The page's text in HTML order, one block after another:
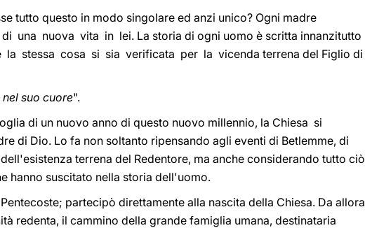
tutto questo in modo singolare ed anzi unico? Ogni madre
una nuova vita in lei. La storia di ogni uomo è scritta innanzitutto
la stessa cosa si sia verificata per la vicenda terrena del Figlio di
suo cuore".
di un nuovo anno di questo nuovo millennio, la Chiesa si
di Dio. Lo fa non soltanto ripensando agli eventi di Betlemme, di
terrena del Redentore, ma anche considerando tutto ciò
hanno suscitato nella storia dell'uomo.
partecipò direttamente alla nascita della Chiesa. Da allora
redenta, il cammino della grande famiglia umana, destinataria